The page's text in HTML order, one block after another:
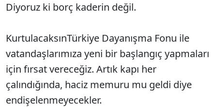
Diyoruz ki borç kaderin değil.
KurtulacaksınTürkiye Dayanışma Fonu ile
vatandaşlarımıza yeni bir başlangıç yapmaları
için fırsat vereceğiz. Artık kapı her
çalındığında, haciz memuru mu geldi diye
endişelenmeyecekler.